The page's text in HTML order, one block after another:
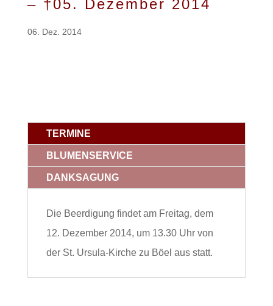
– †05. Dezember 2014
06. Dez. 2014
TERMINE
BLUMENSERVICE
DANKSAGUNG
Die Beerdigung findet am Freitag, dem
12. Dezember 2014, um 13.30 Uhr von
der St. Ursula-Kirche zu Böel aus statt.